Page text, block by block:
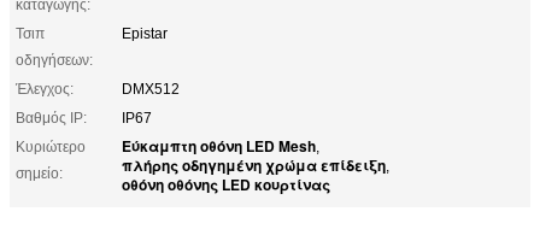
καταγωγής:
Τσιπ
οδηγήσεων:
Epistar
Έλεγχος:
DMX512
Βαθμός IP:
IP67
Κυριώτερο
σημείο:
Εύκαμπτη οθόνη LED Mesh,
πλήρης οδηγημένη χρώμα επίδειξη,
οθόνη οθόνης LED κουρτίνας